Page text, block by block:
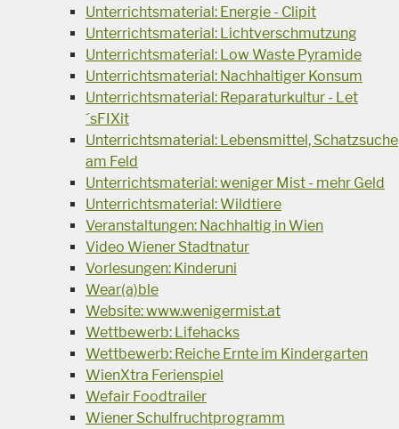
Unterrichtsmaterial: Energie - Clipit
Unterrichtsmaterial: Lichtverschmutzung
Unterrichtsmaterial: Low Waste Pyramide
Unterrichtsmaterial: Nachhaltiger Konsum
Unterrichtsmaterial: Reparaturkultur - Let
´sFIXit
Unterrichtsmaterial: Lebensmittel, Schatzsuche
am Feld
Unterrichtsmaterial: weniger Mist - mehr Geld
Unterrichtsmaterial: Wildtiere
Veranstaltungen: Nachhaltig in Wien
Video Wiener Stadtnatur
Vorlesungen: Kinderuni
Wear(a)ble
Website: www.wenigermist.at
Wettbewerb: Lifehacks
Wettbewerb: Reiche Ernte im Kindergarten
WienXtra Ferienspiel
Wefair Foodtrailer
Wiener Schulfruchtprogramm